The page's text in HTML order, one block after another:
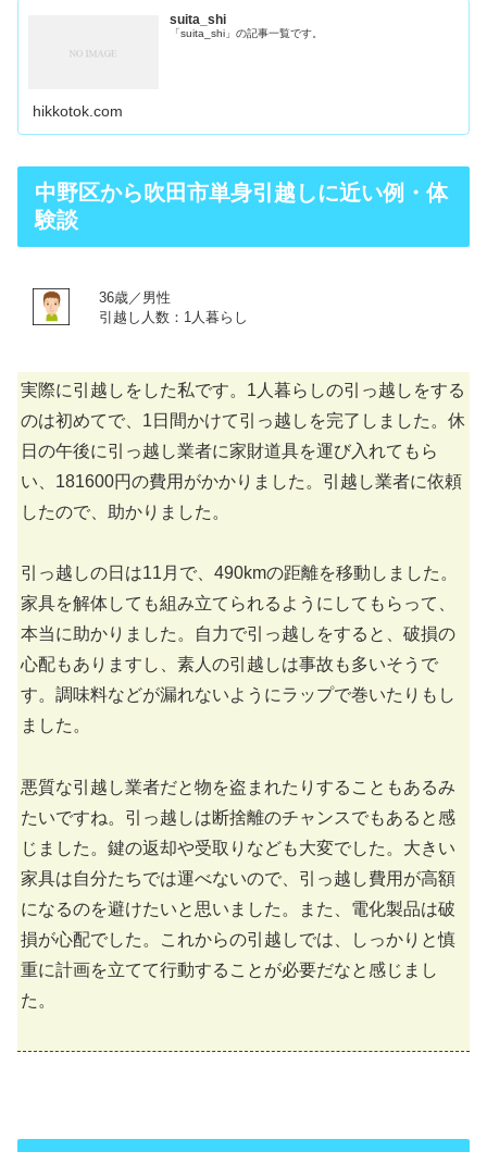
suita_shi
「suita_shi」の記事一覧です。
hikkotok.com
中野区から吹田市単身引越しに近い例・体
験談
36歳／男性
引越し人数：1人暮らし
実際に引越しをした私です。1人暮らしの引っ越しをする
のは初めてで、1日間かけて引っ越しを完了しました。休
日の午後に引っ越し業者に家財道具を運び入れてもら
い、181600円の費用がかかりました。引越し業者に依頼
したので、助かりました。
引っ越しの日は11月で、490kmの距離を移動しました。
家具を解体しても組み立てられるようにしてもらって、
本当に助かりました。自力で引っ越しをすると、破損の
心配もありますし、素人の引越しは事故も多いそうで
す。調味料などが漏れないようにラップで巻いたりもし
ました。
悪質な引越し業者だと物を盗まれたりすることもあるみ
たいですね。引っ越しは断捨離のチャンスでもあると感
じました。鍵の返却や受取りなども大変でした。大きい
家具は自分たちでは運べないので、引っ越し費用が高額
になるのを避けたいと思いました。また、電化製品は破
損が心配でした。これからの引越しでは、しっかりと慎
重に計画を立てて行動することが必要だなと感じまし
た。